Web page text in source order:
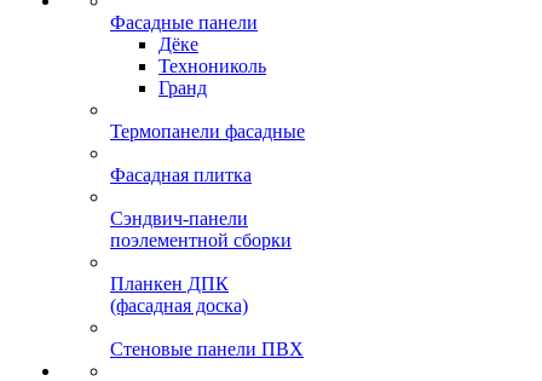
Фасадные панели
Дёке
Технониколь
Гранд
Термопанели фасадные
Фасадная плитка
Сэндвич-панели
поэлементной сборки
Планкен ДПК
(фасадная доска)
Стеновые панели ПВХ